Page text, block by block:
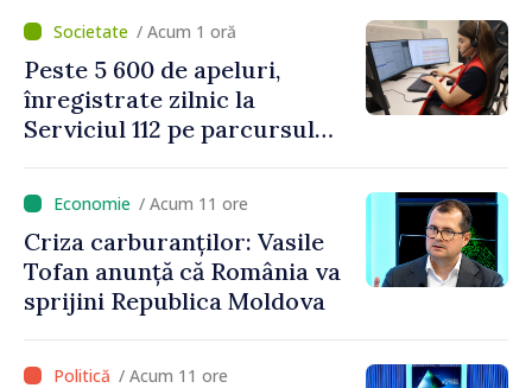
Mediu privind aplicarea a
două regulamente din
domeniu
/ Acum 1 oră
Peste 5 600 de apeluri,
înregistrate zilnic la
Serviciul 112 pe parcursul
cetățeni au solicitat
ambulanța/ Acum 11 ore
Criza carburanților: Vasile
Tofan anunță că România va
sprijini Republica Moldova
/ Acum 11 ore